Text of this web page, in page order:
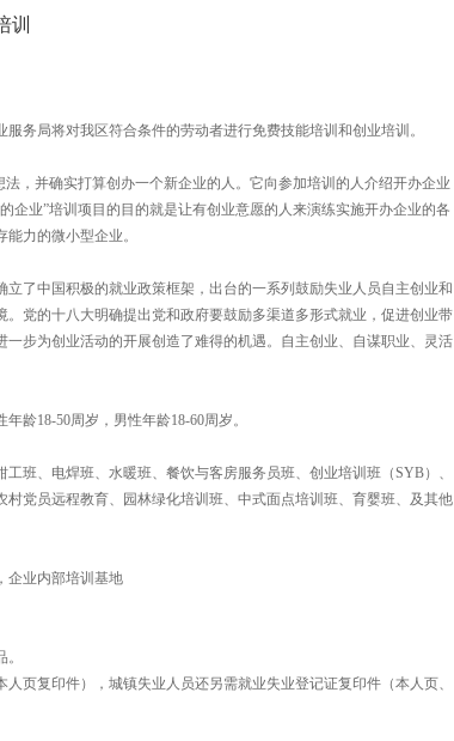
训
务局将对我区符合条件的劳动者进行免费技能培训和创业培训。
，并确实打算创办一个新企业的人。它向参加培训的人介绍开办企业
企业”培训项目的目的就是让有创业意愿的人来演练实施开办企业的各
力的微小型企业。
了中国积极的就业政策框架，出台的一系列鼓励失业人员自主创业和
党的十八大明确提出党和政府要鼓励多渠道多形式就业，促进创业带
步为创业活动的开展创造了难得的机遇。自主创业、自谋职业、灵活
龄18-50周岁，男性年龄18-60周岁。
班、电焊班、水暖班、餐饮与客房服务员班、创业培训班（SYB）、
党员远程教育、园林绿化培训班、中式面点培训班、育婴班、及其他
企业内部培训基地
页复印件），城镇失业人员还另需就业失业登记证复印件（本人页、